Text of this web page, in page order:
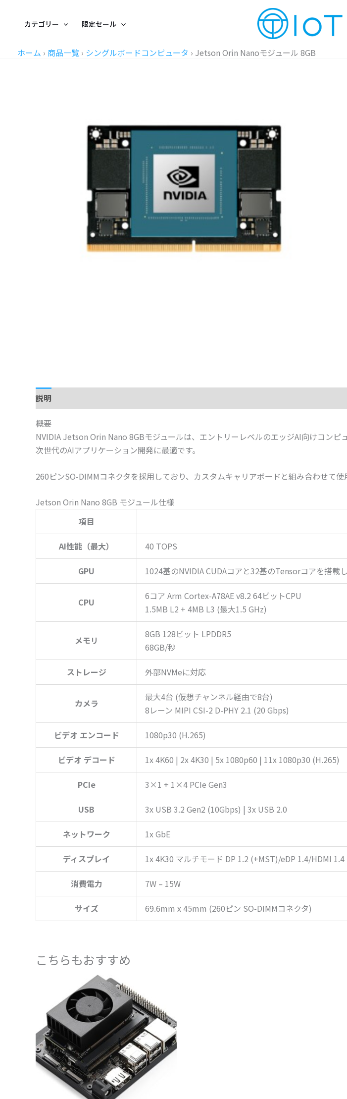
カテゴリー 限定セール
ホーム › 商品一覧 › シングルボードコンピュータ › Jetson Orin Nanoモジュール 8GB
説明
概要
NVIDIA Jetson Orin Nano 8GBモジュールは、エントリーレベルのエッジAI向けコン
次世代のAIアプリケーション開発に最適です。
260ピンSO-DIMMコネクタを採用しており、カスタムキャリアボードと組み合わせて
Jetson Orin Nano 8GB モジュール仕様
項目
AI性能（最大） 40 TOPS
GPU 1024基のNVIDIA CUDAコアと32基のTensorコアを搭載
CPU
6コア Arm Cortex-A78AE v8.2 64ビットCPU
1.5MB L2 + 4MB L3 (最大1.5 GHz)
メモリ
8GB 128ビット LPDDR5
68GB/秒
ストレージ 外部NVMeに対応
カメラ
最大4台 (仮想チャンネル経由で8台)
8レーン MIPI CSI-2 D-PHY 2.1 (20 Gbps)
ビデオ エンコード 1080p30 (H.265)
ビデオ デコード 1x 4K60 | 2x 4K30 | 5x 1080p60 | 11x 1080p30 (H.265)
PCIe 3×1 + 1×4 PCIe Gen3
USB 3x USB 3.2 Gen2 (10Gbps) | 3x USB 2.0
ネットワーク 1x GbE
ディスプレイ 1x 4K30 マルチモード DP 1.2 (+MST)/eDP 1.4/HDMI 1.4
消費電力 7W – 15W
サイズ 69.6mm x 45mm (260ピン SO-DIMMコネクタ)
こちらもおすすめ